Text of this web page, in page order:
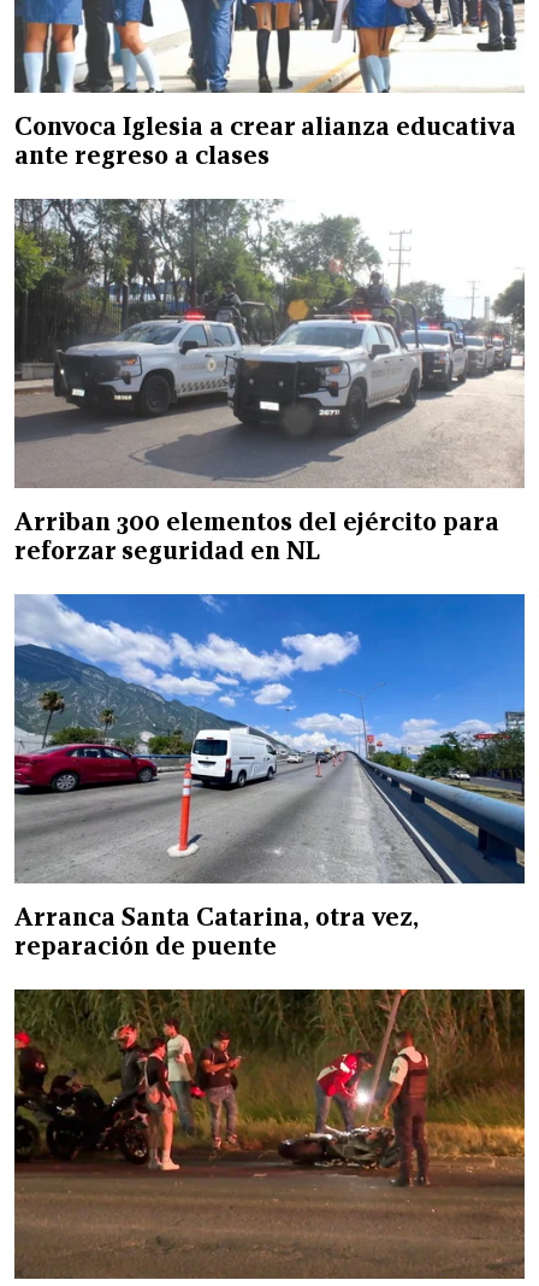
Convoca Iglesia a crear alianza educativa
ante regreso a clases
Arriban 300 elementos del ejército para
reforzar seguridad en NL
Arranca Santa Catarina, otra vez,
reparación de puente